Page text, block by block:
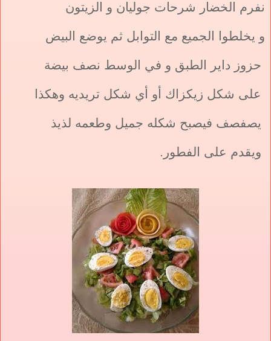
نفرم الخضار شرحات جوليان و الزيتون
و يخلطوا الجميع مع التوابل ثم يوضع البيض
حزوز داير الطبق و في الوسط نصف بيضة
على شكل زيكزاك أو أي شكل تريديه وهكذا
يصفصف فيصبح شكله جميل وطعمه لذيذ
ويقدم على الفطور.